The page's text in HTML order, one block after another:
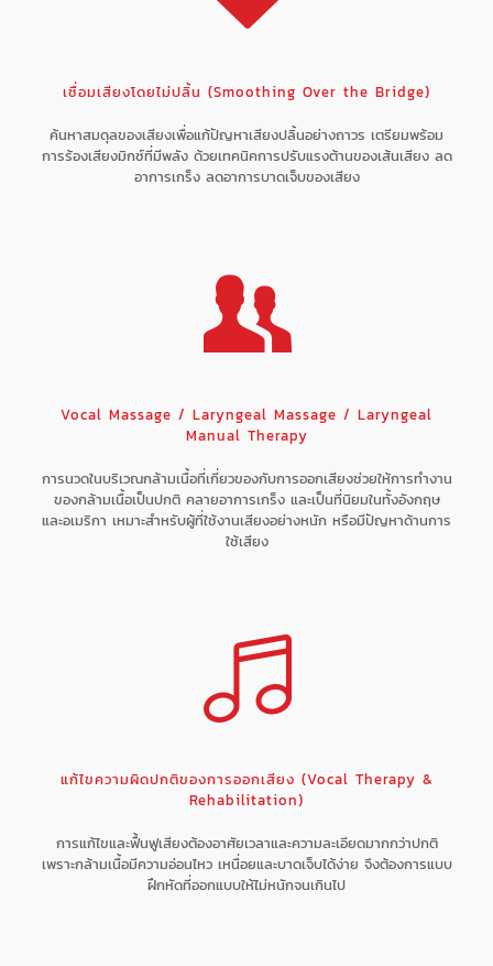
เชื่อมเสียงโดยไม่ปลิ้น (Smoothing Over the Bridge)
ค้นหาสมดุลของเสียงเพื่อแก้ปัญหาเสียงปลิ้นอย่างถาวร เตรียมพร้อม
การร้องเสียงมิกซ์ที่มีพลัง ด้วยเทคนิคการปรับแรงต้านของเส้นเสียง ลด
อาการเกร็ง ลดอาการบาดเจ็บของเสียง
Vocal Massage / Laryngeal Massage / Laryngeal
Manual Therapy
การนวดในบริเวณกล้ามเนื้อที่เกี่ยวของกับการออกเสียงช่วยให้การทำงาน
ของกล้ามเนื้อเป็นปกติ คลายอาการเกร็ง และเป็นที่นิยมในทั้งอังกฤษ
และอเมริกา เหมาะสำหรับผู้ที่ใช้งานเสียงอย่างหนัก หรือมีปัญหาด้านการ
ใช้เสียง
แก้ไขความผิดปกติของการออกเสียง (Vocal Therapy &
Rehabilitation)
การแก้ไขและฟื้นฟูเสียงต้องอาศัยเวลาและความละเอียดมากกว่าปกติ
เพราะกล้ามเนื้อมีความอ่อนไหว เหนื่อยและบาดเจ็บได้ง่าย จึงต้องการแบบ
ฝึกหัดที่ออกแบบให้ไม่หนักจนเกินไป